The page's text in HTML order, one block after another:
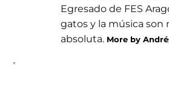
Egresado de FES
gatos y la música son
absoluta. More by